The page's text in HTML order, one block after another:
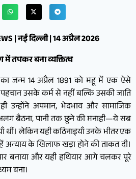
| नई दिल्ली | 14 अप्रैल 2026
में तपकर बना व्यक्तित्व
जन्म 14 अप्रैल 1891 को महू में एक ऐसे
उसके कर्म से नहीं बल्कि उसकी जाति
उन्होंने अपमान, भेदभाव और सामाजिक
बैठना, पानी तक छूने की मनाही—ये सब
थीं। लेकिन यही कठिनाइयाँ उनके भीतर एक
अन्याय के खिलाफ खड़ा होने की ताकत दी।
बनाया और यही हथियार आगे चलकर पूरे
बना।